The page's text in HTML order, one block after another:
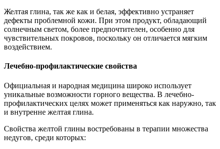
Желтая глина, так же как и белая, эффективно устраняет
дефекты проблемной кожи. При этом продукт, обладающий
солнечным светом, более предпочтителен, особенно для
чувствительных покровов, поскольку он отличается мягким
воздействием.
Лечебно-профилактические свойства
Официальная и народная медицина широко использует
уникальные возможности горного вещества. В лечебно-
профилактических целях может применяться как наружно, так
и внутренне желтая глина.
Свойства желтой глины востребованы в терапии множества
недугов, среди которых: